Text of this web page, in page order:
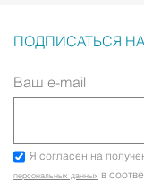
ПОДПИСАТЬСЯ
Ваш e-mail
Я согласен на
персональных данных в